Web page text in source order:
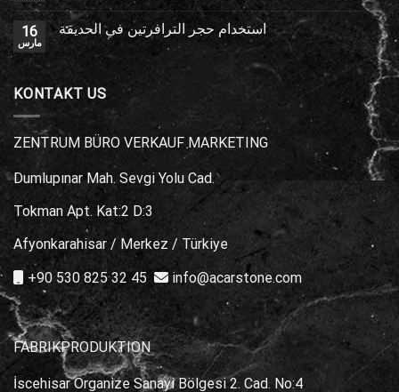
16
مارس
استخدام حجر الترافرتين في الحديقة
KONTAKT US
ZENTRUM BÜRO VERKAUF MARKETING
Dumlupınar Mah. Sevgi Yolu Cad.
Tokman Apt. Kat:2 D:3
Afyonkarahisar / Merkez / Türkiye
+90 530 825 32 45
info@acarstone.com
FABRIKPRODUKTION
İscehisar Organize Sanayi Bölgesi 2. Cad. No:4